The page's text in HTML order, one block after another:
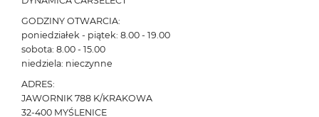
GODZINY OTWARCIA:
poniedziałek - piątek: 8.00 - 19.00
sobota: 8.00 - 15.00
niedziela: nieczynne
ADRES:
JAWORNIK 788 K/KRAKOWA
32-400 MYŚLENICE